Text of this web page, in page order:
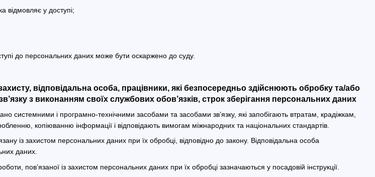
відмовляє у доступі;
до персональних даних може бути оскаржено до суду.
відповідальна особа, працівники, які безпосередньо здійснюють обробку та/або
з виконанням своїх службових обов’язків, строк зберігання персональних даних
системними і програмно-технічними засобами та засобами зв’язку, які запобігають втратам, крадіжкам,
копіюванню інформації і відповідають вимогам міжнародних та національних стандартів.
із захистом персональних даних при їх обробці, відповідно до закону. Відповідальна особа
даних.
пов’язаної із захистом персональних даних при їх обробці зазначаються у посадовій інструкції.